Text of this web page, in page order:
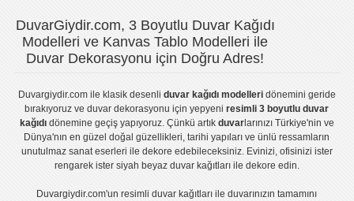
DuvarGiydir.com, 3 Boyutlu Duvar Kağıdı
Modelleri ve Kanvas Tablo Modelleri ile
Duvar Dekorasyonu için Doğru Adres!
Duvargiydir.comile klasik desenli duvar kağıdı modelleridönemini geride
bırakıyoruz veduvar dekorasyonu için yepyeniresimli 3 boyutlu duvar
kağıdıdönemine geçiş yapıyoruz. Çünkü artık duvarlarınızı Türkiye'nin ve
Dünya'nın en güzel doğal güzellikleri, tarihi yapıları ve ünlü ressamların
unutulmaz sanat eserleri ile dekore edebileceksiniz. Evinizi, ofisinizi ister
rengarek ister siyah beyaz duvar kağıtlarıile dekore edin.
Duvargiydir.com'unresimli duvar kağıtları ile duvarınızın tamamını